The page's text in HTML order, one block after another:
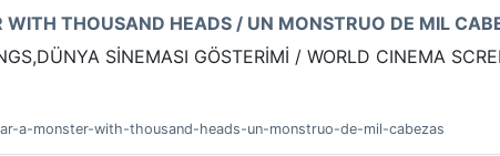
THOUSAND HEADS / UN MONSTRUO DE MIL
SİNEMASI GÖSTERİMİ / WORLD CINEMA
a-monster-with-thousand-heads-un-monstruo-de-mil-cabezas